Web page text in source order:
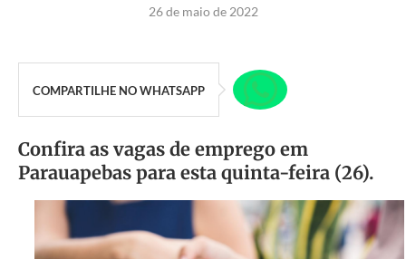
26 de maio de 2022
COMPARTILHE NO WHATSAPP
Confira as vagas de emprego em
Parauapebas para esta quinta-feira (26).